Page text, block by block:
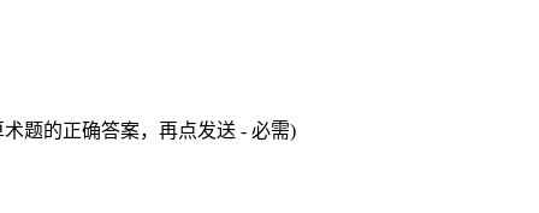
术题的正确答案，再点发送 - 必需)